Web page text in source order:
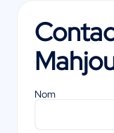
Nom